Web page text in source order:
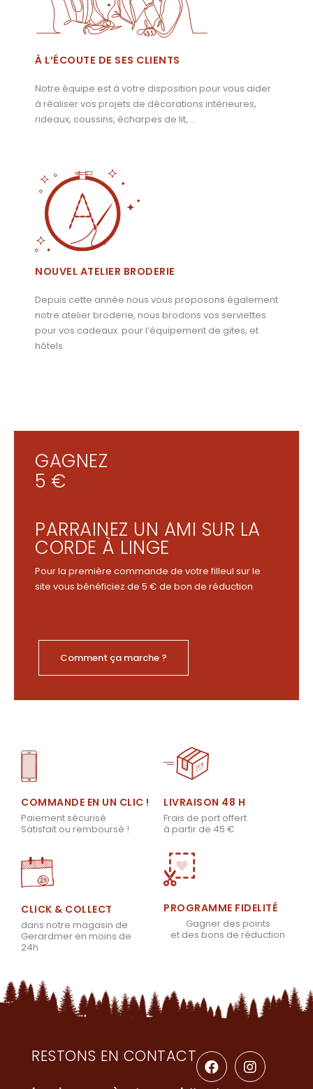
À L’ÉCOUTE DE SES CLIENTS
Notre équipe est à votre disposition pour vous aider
à réaliser vos projets de décorations intérieures,
rideaux, coussins, écharpes de lit, …
NOUVEL ATELIER BRODERIE
Depuis cette année nous vous proposons également
notre atelier broderie, nous brodons vos serviettes
pour vos cadeaux. pour l’équipement de gites, et
hôtels.
GAGNEZ
5 €
PARRAINEZ UN AMI SUR LA
CORDE À LINGE
Pour la première commande de votre filleul sur le
site vous bénéficiez de 5 € de bon de réduction
Comment ça marche ?
COMMANDE EN UN CLIC !
Paiement sécurisé
Satisfait ou remboursé !
LIVRAISON 48 H
Frais de port offert
à partir de 45 €
CLICK & COLLECT
dans notre magasin de
Gerardmer en moins de
24h
PROGRAMME FIDELITÉ
Gagner des points
et des bons de réduction
RESTONS EN CONTACT